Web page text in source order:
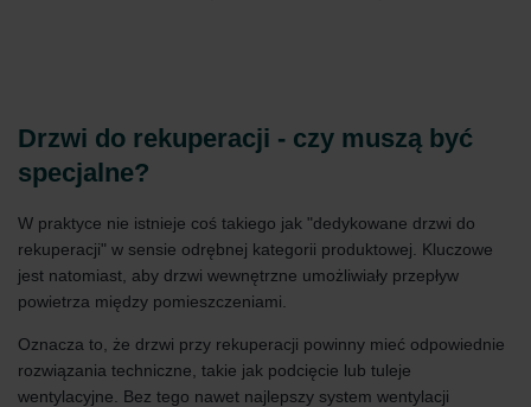
Drzwi do rekuperacji - czy muszą być
specjalne?
W praktyce nie istnieje coś takiego jak "dedykowane drzwi do
rekuperacji" w sensie odrębnej kategorii produktowej. Kluczowe
jest natomiast, aby drzwi wewnętrzne umożliwiały przepływ
powietrza między pomieszczeniami.
Oznacza to, że drzwi przy rekuperacji powinny mieć odpowiednie
rozwiązania techniczne, takie jak podcięcie lub tuleje
wentylacyjne. Bez tego nawet najlepszy system wentylacji